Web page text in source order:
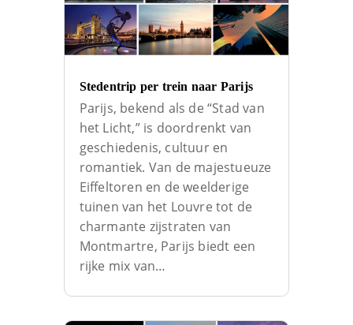
Stedentrip per trein naar Parijs
Parijs, bekend als de “Stad van
het Licht,” is doordrenkt van
geschiedenis, cultuur en
romantiek. Van de majestueuze
Eiffeltoren en de weelderige
tuinen van het Louvre tot de
charmante zijstraten van
Montmartre, Parijs biedt een
rijke mix van…